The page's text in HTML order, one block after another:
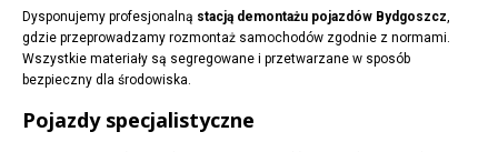
Dysponujemy profesjonalną stacją demontażu pojazdów Bydgoszcz,
gdzie przeprowadzamy rozmontaż samochodów zgodnie z normami.
Wszystkie materiały są segregowane i przetwarzane w sposób
bezpieczny dla środowiska.
Pojazdy specjalistyczne